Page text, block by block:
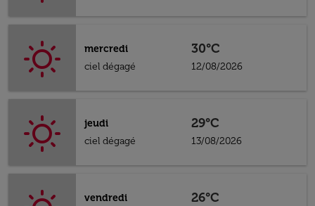
mercredi
ciel dégagé
30°C
12/08/2026
jeudi
ciel dégagé
29°C
13/08/2026
vendredi
26°C